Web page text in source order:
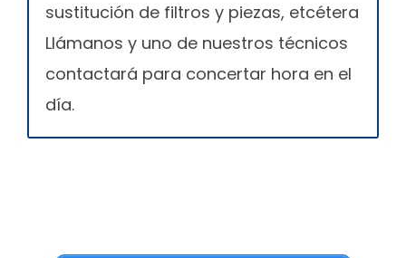
sustitución de filtros y piezas, etcétera
Llámanos y uno de nuestros técnicos
contactará para concertar hora en el
día.